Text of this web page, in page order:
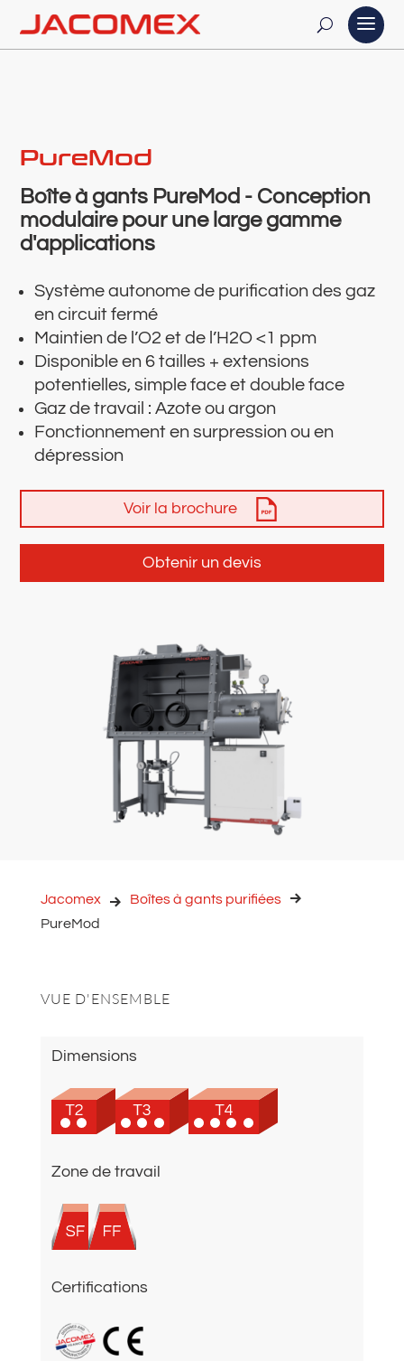
PureMod
Boîte à gants PureMod - Conception
modulaire pour une large gamme
d'applications
Système autonome de purification des gaz
en circuit fermé
Maintien de l’O2 et de l’H2O <1 ppm
Disponible en 6 tailles + extensions
potentielles, simple face et double face
Gaz de travail : Azote ou argon
Fonctionnement en surpression ou en
dépression
Voir la brochure
Obtenir un devis
Jacomex
Boîtes à gants purifiées
PureMod
VUE D'ENSEMBLE
Dimensions
Zone de travail
Certifications